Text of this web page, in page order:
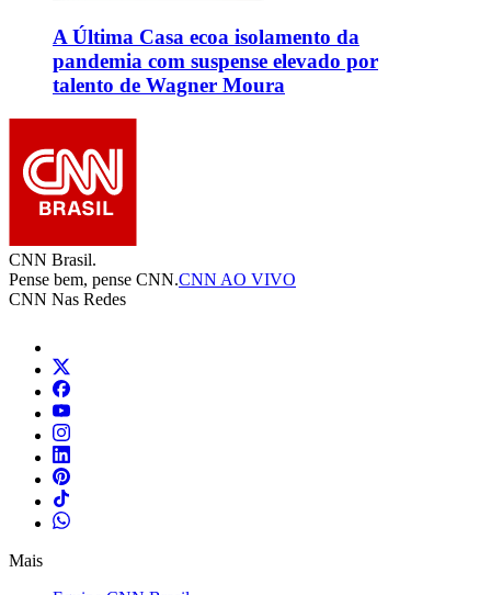
A Última Casa ecoa isolamento da
pandemia com suspense elevado por
talento de Wagner Moura
CNN Brasil.
Pense bem, pense CNN.CNN AO VIVO
CNN Nas Redes
Mais